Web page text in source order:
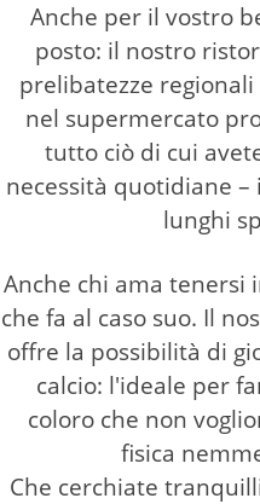
Anche per il vostro
posto: il nostro
prelibatezze
nel supermercato
tutto ciò di cui
necessità quotidiane –
lunghi
Anche chi ama tenersi
che fa al caso suo. Il
offre la possibilità di
calcio: l'ideale per
coloro che non
fisica
Che cerchiate